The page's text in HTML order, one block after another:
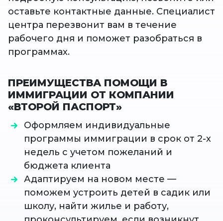
оставьте контактные данные. Специалист
центра перезвонит вам в течение
рабочего дня и поможет разобраться в
программах.
ПРЕИМУЩЕСТВА ПОМОЩИ В
ИММИГРАЦИИ ОТ КОМПАНИИ
«ВТОРОЙ ПАСПОРТ»
Оформляем индивидуальные
программы иммиграции в срок от 2-х
недель с учетом пожеланий и
бюджета клиента
Адаптируем на новом месте —
поможем устроить детей в садик или
школу, найти жилье и работу,